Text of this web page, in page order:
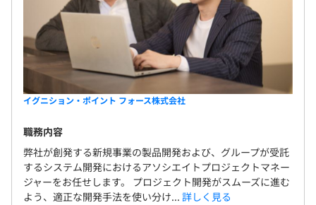
イグニション・ポイント フォース株式会社
職務内容
弊社が創発する新規事業の製品開発および、グループが受託
するシステム開発におけるアソシエイトプロジェクトマネー
ジャーをお任せします。 プロジェクト開発がスムーズに進む
よう、適正な開発手法を使い分け... 詳しく見る